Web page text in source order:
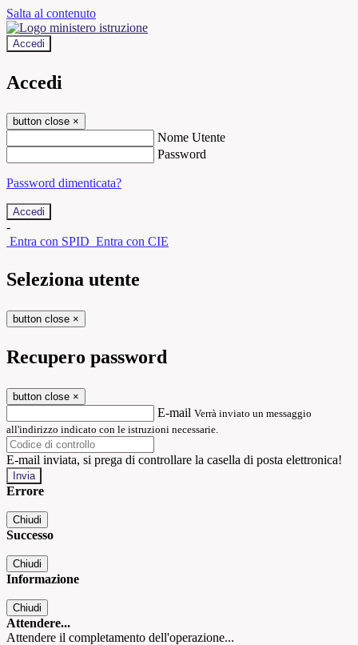
Salta al contenuto
Accedi
Accedi
button close ×
Nome Utente
Password
Password dimenticata?
-
Entra con SPID Entra con CIE
Seleziona utente
button close ×
Recupero password
button close ×
E-mail Verrà inviato un messaggio
all'indirizzo indicato con le istruzioni necessarie.
E-mail inviata, si prega di controllare la casella di posta elettronica!
Errore
Chiudi
Successo
Chiudi
Informazione
Chiudi
Attendere...
Attendere il completamento dell'operazione...